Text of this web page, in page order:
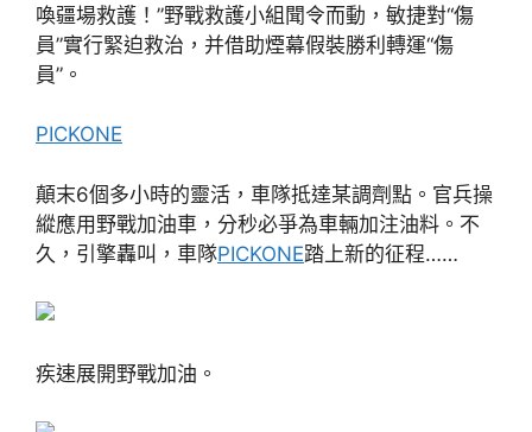
喚疆場救護！”野戰救護小組聞令而動，敏捷對“傷
員”實行緊迫救治，并借助煙幕假裝勝利轉運“傷
員”。
PICKONE
顛末6個多小時的靈活，車隊抵達某調劑點。官兵操
縱應用野戰加油車，分秒必爭為車輛加注油料。不
久，引擎轟叫，車隊PICKONE踏上新的征程……
疾速展開野戰加油。